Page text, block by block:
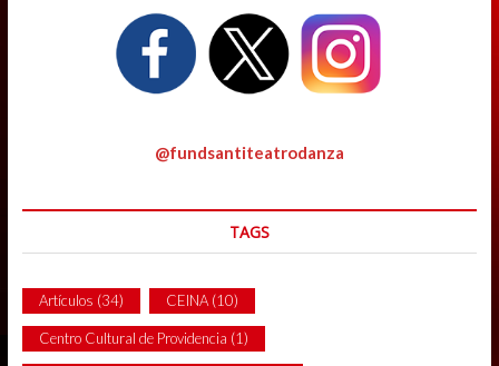
@fundsantiteatrodanza
TAGS
Artículos (34) CEINA(10)
Centro Cultural de Providencia (1)